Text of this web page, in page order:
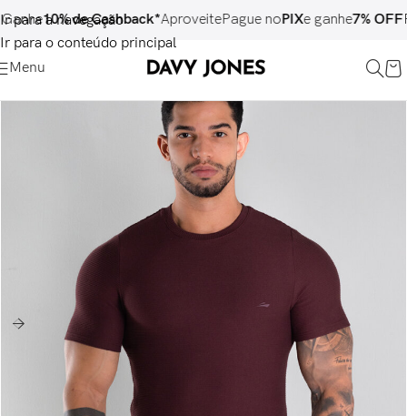
Ir para a navegação
Ir para o conteúdo principal
10% de Cashback*AproveitePague noPIXe ganhe7% OFF
Menu